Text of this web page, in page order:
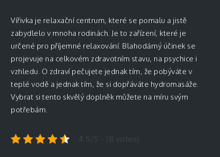
Vířivka je relaxační centrum, které se pomalu a jistě
zabydlelo v mnoha rodinách. Je to zařízení, které je
určené pro příjemné relaxování. Blahodárný účinek se
projevuje na celkovém zdravotním stavu, na psychice i
vzhledu. O zdraví pečujete jednak tím, že pobýváte v
teplé vodě a jednak tím, že si dopřáváte hydromasáže.
Vybrat si tento skvělý doplněk můžete na míru svým
potřebám.
4.5/5 - (8 votes)